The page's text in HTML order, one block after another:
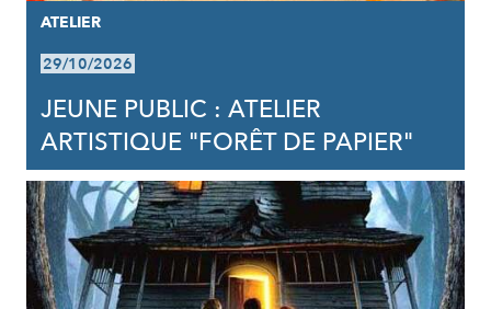
ATELIER
29/10/2026
JEUNE PUBLIC : ATELIER
ARTISTIQUE "FORÊT DE PAPIER"